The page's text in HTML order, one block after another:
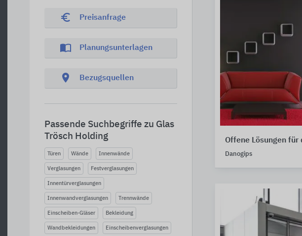
euro_symbol Preisanfrage
import_contacts Planungsunterlagen
location_on Bezugsquellen
Passende Suchbegriffe zu Glas
Trösch Holding
Türen Wände Innenwände
Verglasungen Festverglasungen
Innentürverglasungen
Innenwandverglasungen Trennwände
Einscheiben-Gläser Bekleidung
Wandbekleidungen Einscheibenverglasungen
Offene Lösungen für
Danogips